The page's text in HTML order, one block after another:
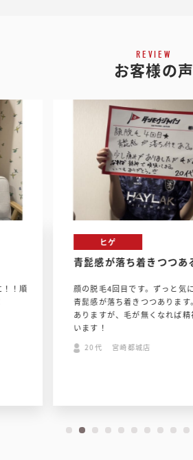
REVIEW
お客様の声
！順
ヒゲ
青髭感が落ち着きつつあ
顔の脱毛4回目です。ずっと気
青髭感が落ち着きつつあります
ありますが、毛が無くなれば精
います！
20代 宮崎都城店